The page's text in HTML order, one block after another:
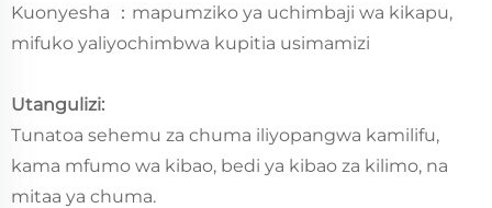
Kuonyesha
： mapumziko ya uchimbaji wa kikapu,
mifuko yaliyochimbwa kupitia usimamizi
Utangulizi:
Tunatoa sehemu za chuma iliyopangwa kamilifu,
kama mfumo wa kibao, bedi ya kibao za kilimo, na
mitaa ya chuma.